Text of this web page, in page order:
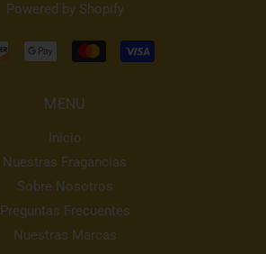
Powered by Shopify
MENU
Inicio
Nuestras Fragancias
Sobre Nosotros
Preguntas Frecuentes
Nuestras Marcas